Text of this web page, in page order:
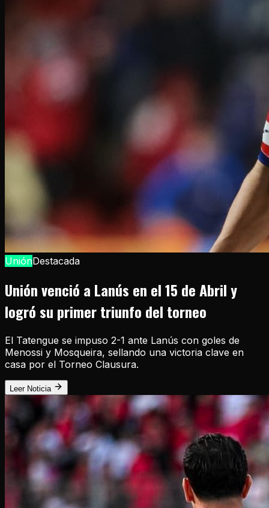
UniónDestacada
Unión venció a Lanús en el 15 de Abril y
logró su primer triunfo del torneo
El Tatengue se impuso 2-1 ante Lanús con goles de
Menossi y Mosqueira, sellando una victoria clave en
casa por el Torneo Clausura.
Leer Noticia